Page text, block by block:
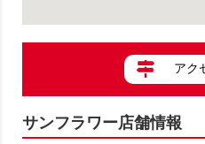
アク
サンフラワー店舗情報